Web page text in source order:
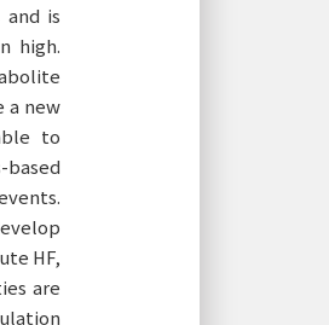
is
high.
a new
to
HF,
are